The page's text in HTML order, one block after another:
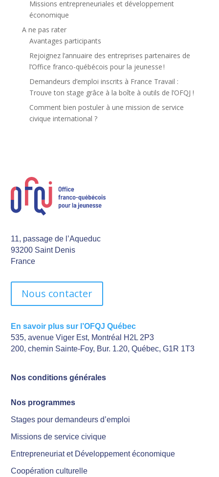
Missions entrepreneuriales et développement
économique
A ne pas rater
Avantages participants
Rejoignez l’annuaire des entreprises partenaires de
l’Office franco-québécois pour la jeunesse !
Demandeurs d’emploi inscrits à France Travail :
Trouve ton stage grâce à la boîte à outils de l’OFQJ !
Comment bien postuler à une mission de service
civique international ?
11, passage de l’Aqueduc
93200 Saint Denis
France
Nous contacter
En savoir plus sur l’OFQJ Québec
535, avenue Viger Est, Montréal H2L 2P3
200, chemin Sainte-Foy, Bur. 1.20, Québec, G1R 1T3
Nos conditions générales
Nos programmes
Stages pour demandeurs d’emploi
Missions de service civique
Entrepreneuriat et Développement économique
Coopération culturelle